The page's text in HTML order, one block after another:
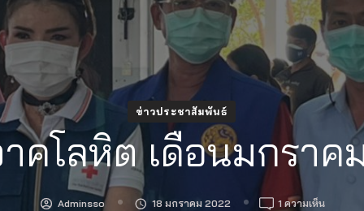
ข่าวประชาสัมพันธ์
คโลหิต เดือนมกราค
Adminsso 18 มกราคม 2022 1 ความเห็นบน